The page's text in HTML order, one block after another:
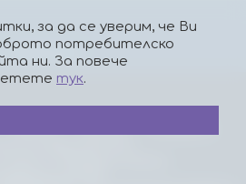
dskbank.bg
за поверителност
за да се уверим, че Ви
потребителско
ни. За повече
тук.